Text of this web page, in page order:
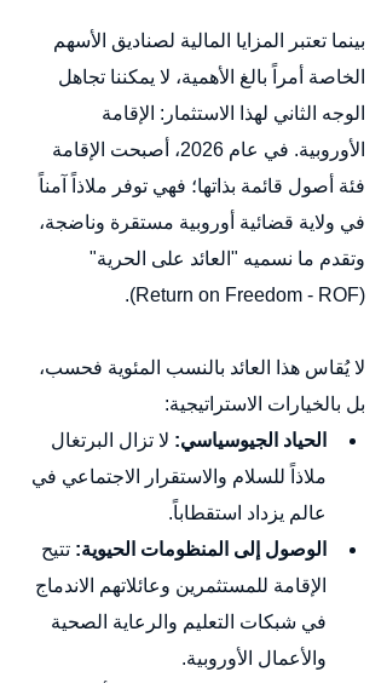
بينما تعتبر المزايا المالية لصناديق الأسهم
الخاصة أمراً بالغ الأهمية، لا يمكننا تجاهل
الوجه الثاني لهذا الاستثمار: الإقامة
الأوروبية. في عام 2026، أصبحت الإقامة
فئة أصول قائمة بذاتها؛ فهي توفر ملاذاً آمناً
في ولاية قضائية أوروبية مستقرة وناضجة،
وتقدم ما نسميه "العائد على الحرية"
(Return on Freedom - ROF).
لا يُقاس هذا العائد بالنسب المئوية فحسب،
بل بالخيارات الاستراتيجية:
الحياد الجيوسياسي: لا تزال البرتغال
ملاذاً للسلام والاستقرار الاجتماعي في
عالم يزداد استقطاباً.
الوصول إلى المنظومات الحيوية: تتيح
الإقامة للمستثمرين وعائلاتهم الاندماج
في شبكات التعليم والرعاية الصحية
والأعمال الأوروبية.